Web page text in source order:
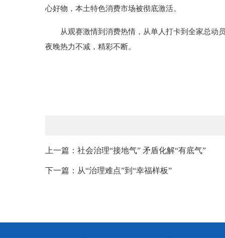
心好物，本土特色消费市场被彻底激活。
从观赛激情到消费热情，从单人打卡到全家总
夜晚热力不减，精彩不断。
上一篇：社会治理“接地气” 矛盾化解“有底气”
下一篇：从“治理难点”到“幸福样板”